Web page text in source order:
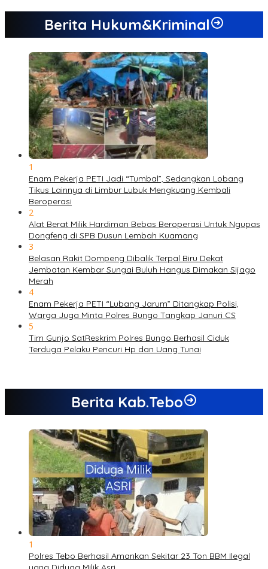
Berita Hukum&Kriminal
1
Enam Pekerja PETI Jadi “Tumbal”, Sedangkan Lobang
Tikus Lainnya di Limbur Lubuk Mengkuang Kembali
Beroperasi
2
Alat Berat Milik Hardiman Bebas Beroperasi Untuk Ngupas
Dongfeng di SPB Dusun Lembah Kuamang
3
Belasan Rakit Dompeng Dibalik Terpal Biru Dekat
Jembatan Kembar Sungai Buluh Hangus Dimakan Sijago
Merah
4
Enam Pekerja PETI “Lubang Jarum” Ditangkap Polisi,
Warga Juga Minta Polres Bungo Tangkap Januri CS
5
Tim Gunjo SatReskrim Polres Bungo Berhasil Ciduk
Terduga Pelaku Pencuri Hp dan Uang Tunai
Berita Kab.Tebo
1
Polres Tebo Berhasil Amankan Sekitar 23 Ton BBM Ilegal